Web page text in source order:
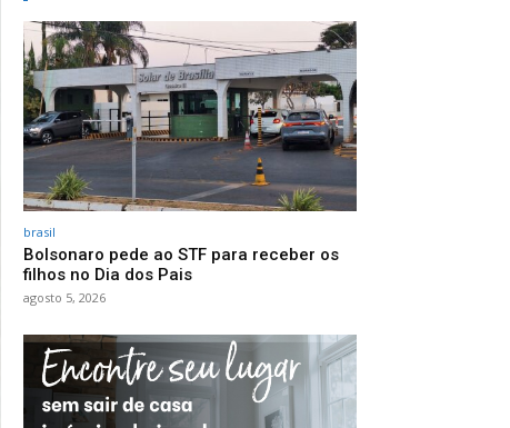
brasil
Bolsonaro pede ao STF para receber os
filhos no Dia dos Pais
agosto 5, 2026